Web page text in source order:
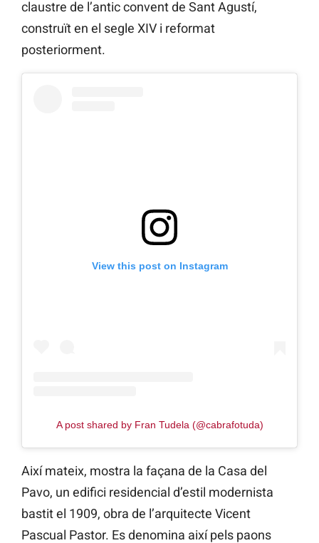
claustre de l’antic convent de Sant Agustí,
construït en el segle XIV i reformat
posteriorment.
View this post on Instagram
A post shared by Fran Tudela (@cabrafotuda)
Així mateix, mostra la façana de la Casa del
Pavo, un edifici residencial d’estil modernista
bastit el 1909, obra de l’arquitecte Vicent
Pascual Pastor. Es denomina així pels paons